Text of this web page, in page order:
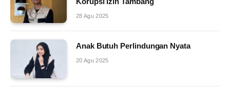
28 Agu 2025
Anak Butuh Perlindungan Nyata
20 Agu 2025